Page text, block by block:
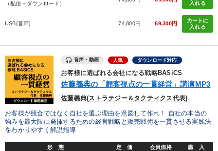
（配信＋ダウンロード） 入れる
USB(音声) 74,800円 69,300円
カートに
入れる
音声・動画 人気 ダウンロード対応
お客様に選ばれる会社になる戦略BASiCS
佐藤義典の「顧客視点の一貫経営」講演MP3
佐藤義典(ストラテジー＆タクティクス代表)
お客様が競合ではなく自社を選ぶ理由を意図して作れ！ 自社の本当の
強みを最大限に発揮するための経営戦略と販売戦術を一貫させる実践法
をわかりやすく解説指導
形 態 定 価 会員価格 購 入